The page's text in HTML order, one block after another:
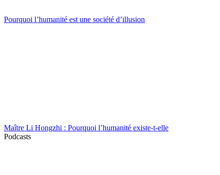
Pourquoi l’humanité est une société d’illusion
Maître Li Hongzhi : Pourquoi l’humanité existe-t-elle
Podcasts